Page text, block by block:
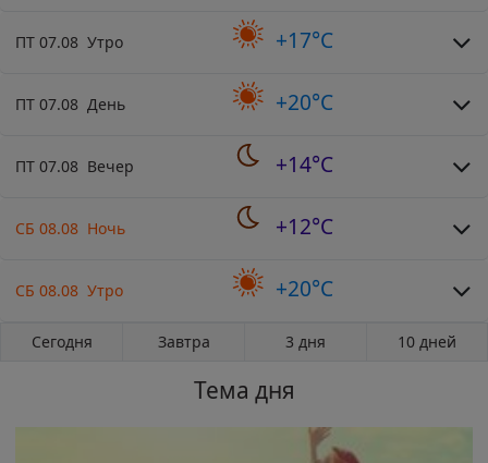
ПТ 07.08 Утро +17°C
ПТ 07.08 День +20°C
ПТ 07.08 Вечер +14°C
СБ 08.08 Ночь +12°C
СБ 08.08 Утро +20°C
Сегодня Завтра 3 дня 10 дней
Тема дня